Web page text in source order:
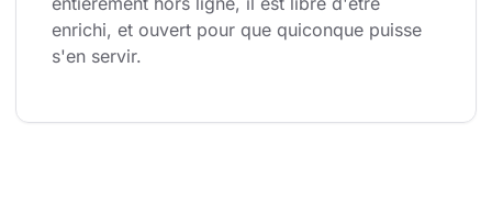
enrichi, et ouvert pour que quiconque puisse
s'en servir.